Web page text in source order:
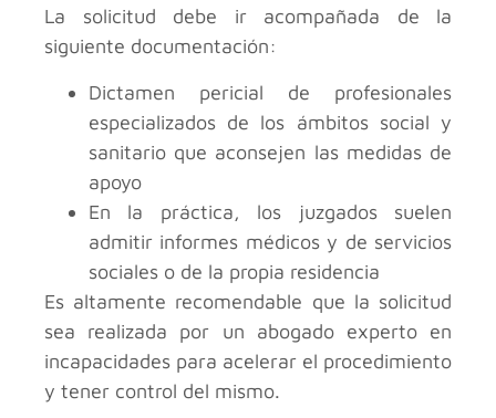
La solicitud debe ir acompañada de la
siguiente documentación:
Dictamen pericial de profesionales
especializados de los ámbitos social y
sanitario que aconsejen las medidas de
apoyo
En la práctica, los juzgados suelen
admitir informes médicos y de servicios
sociales o de la propia residencia
Es altamente recomendable que la solicitud
sea realizada por un abogado experto en
incapacidades para acelerar el procedimiento
y tener control del mismo.